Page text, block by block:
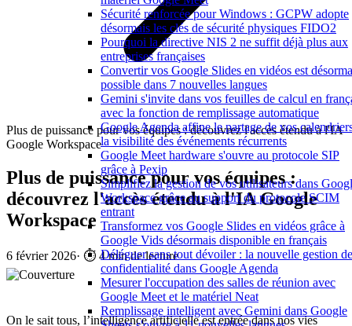
Sécurité renforcée pour Windows : GCPW adopte
désormais les clés de sécurité physiques FIDO2
Pourquoi la directive NIS 2 ne suffit déjà plus aux
entreprises françaises
Convertir vos Google Slides en vidéos est
possible dans 7 nouvelles langues
Gemini s'invite dans vos feuilles de calcul en
avec la fonction de remplissage automatique
Google Agenda affine le partage de vos
la visibilité des événements récurrents
Google Meet hardware s'ouvre au protocole SIP
grâce à Pexip
Simplifiez la gestion de vos utilisateurs dans
Workspace grâce au support du protocole SCIM
entrant
Transformez vos Google Slides en vidéos grâce à
Google Vids désormais disponible en français
Déléguer sans tout dévoiler : la nouvelle gestion
confidentialité dans Google Agenda
Mesurer l'occupation des salles de réunion avec
Google Meet et le matériel Neat
Remplissage intelligent avec Gemini dans Google
Plus de puissance pour vos équipes : découvrez l'accès étendu à l'IA
Google Workspace
Plus de puissance pour vos équipes :
découvrez l'accès étendu à l'IA Google
Workspace
6 février 2026· ⏱️ 4 min de lecture
On le sait tous, l’intelligence artificielle est entrée dans nos vies